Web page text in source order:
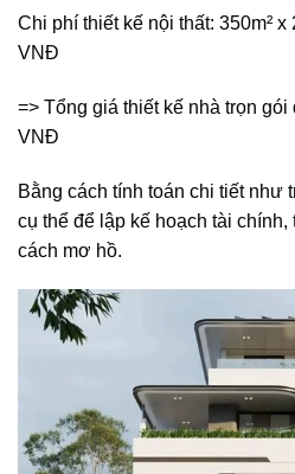
Chi phí thiết kế nội thất: 350m² x
VNĐ
=> Tổng giá thiết kế nhà trọn
VNĐ
Bằng cách tính toán chi tiết như
cụ thể để lập kế hoạch tài
cách mơ hồ.